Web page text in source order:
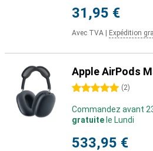
31,95 €
Avec TVA Expédition
Apple AirPods
5 étoiles (2)
Commandez avant
gratuite le Lundi
533,95 €